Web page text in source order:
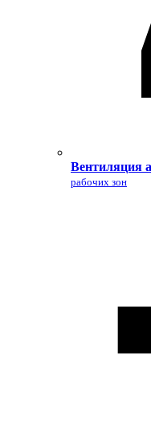
Вентиляция
рабочих зон